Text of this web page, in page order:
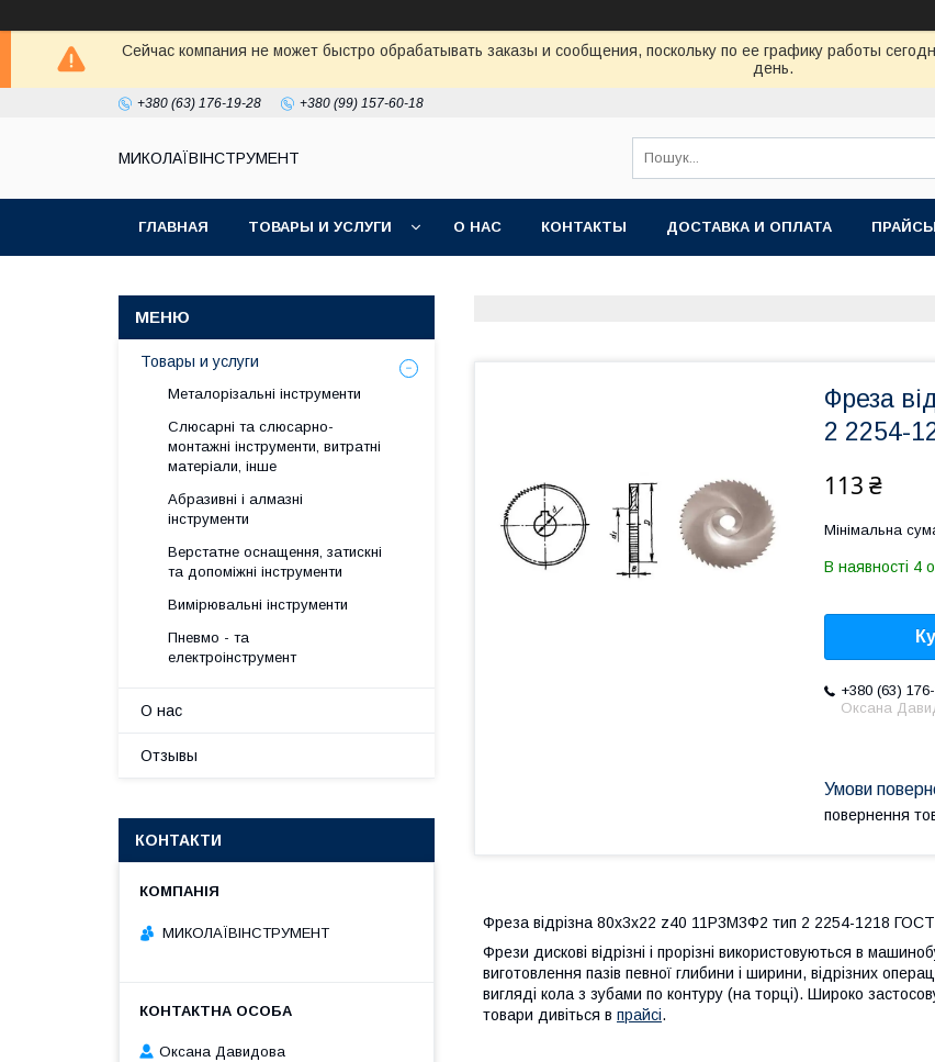
Сейчас компания не может быстро обрабатывать заказы и сообщения, поскольку по ее графику работы
день.
+380 (63) 176-19-28 +380 (99) 157-60-18
МИКОЛАЇВІНСТРУМЕНТ
ГЛАВНАЯ ТОВАРЫ И УСЛУГИ О НАС КОНТАКТЫ ДОСТАВКА И ОПЛАТА ПРАЙСЫ
Фреза
2 2254-
113 ₴
Мінімальна
В наявності 4
+380 (63)
Оксана
повернення
Фреза відрізна 80х3х22 z40 11Р3М3Ф2 тип 2 2254-1218
Фрези дискові відрізні і прорізні використовуються в
виготовлення пазів певної глибини і ширини, відрізних
вигляді кола з зубами по контуру (на торці). Широко
товари дивіться в прайсі.
Товары и услуги
Металорізальні інструменти
Слюсарні та слюсарно-
монтажні інструменти, витратні
матеріали, інше
Абразивні і алмазні
інструменти
Верстатне оснащення, затискні
та допоміжні інструменти
Вимірювальні інструменти
Пневмо - та
електроінструмент
О нас
Отзывы
КОНТАКТИ
МИКОЛАЇВІНСТРУМЕНТ
Оксана Давидова